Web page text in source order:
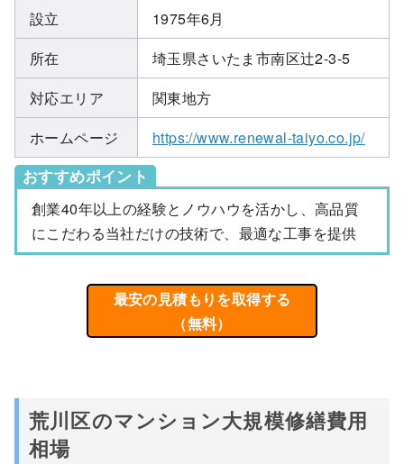
設立
1975年6月
所在
埼玉県さいたま市南区辻2-3-5
対応エリア
関東地方
ホームページ
https://www.renewal-taiyo.co.jp/
おすすめポイント
創業40年以上の経験とノウハウを活かし、高品質
にこだわる当社だけの技術で、最適な工事を提供
最安の見積もりを取得する
（無料）
荒川区のマンション大規模修繕費用
相場